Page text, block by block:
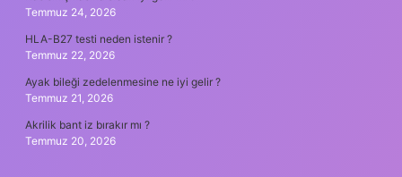
Temmuz 24, 2026
HLA-B27 testi neden istenir ?
Temmuz 22, 2026
Ayak bileği zedelenmesine ne iyi gelir ?
Temmuz 21, 2026
Akrilik bant iz bırakır mı ?
Temmuz 20, 2026